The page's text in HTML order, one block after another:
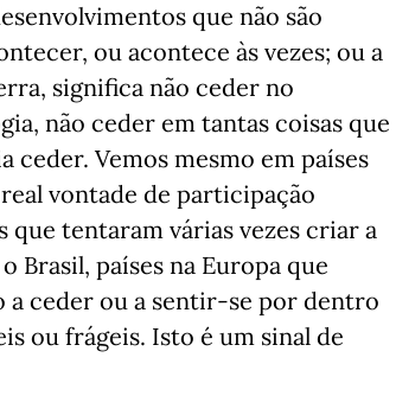
que não são
ou acontece às vezes; ou a
significa não ceder no
não ceder em tantas coisas que
ceder. Vemos mesmo em países
vontade de participação
que tentaram várias vezes criar a
Brasil, países na Europa que
a ceder ou a sentir-se por dentro
ou frágeis. Isto é um sinal de